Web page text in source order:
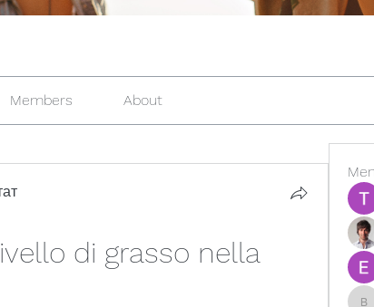
Members About
di grasso nella